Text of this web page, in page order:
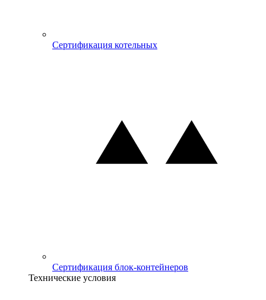
Сертификация котельных
Сертификация блок-контейнеров
Технические условия